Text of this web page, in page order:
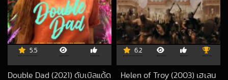
5.5
Double Dad (2021) ดับเบิลแด้ด
6.2
Helen of Troy (2003) เฮเลน